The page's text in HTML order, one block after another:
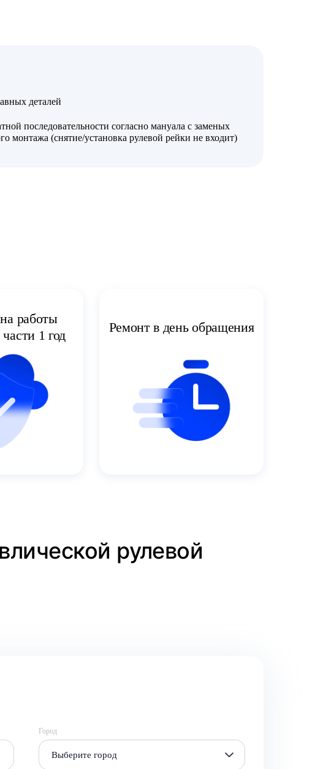
деталей
последовательности согласно мануала с заменых
монтажа (снятие/установка рулевой рейки не входит)
работы
1 год
Ремонт в день обращения
рулевой
Город
Выберите город